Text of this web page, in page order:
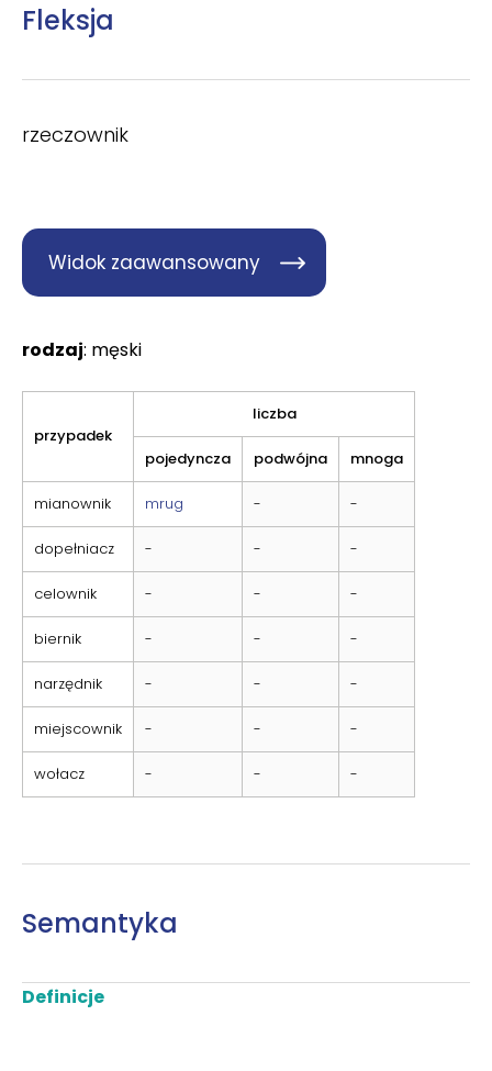
Fleksja
rzeczownik
Widok zaawansowany
rodzaj: męski
przypadek
liczba
pojedyncza podwójna mnoga
mianownik mrug - -
dopełniacz - - -
celownik - - -
biernik - - -
narzędnik - - -
miejscownik - - -
wołacz - - -
Semantyka
Definicje